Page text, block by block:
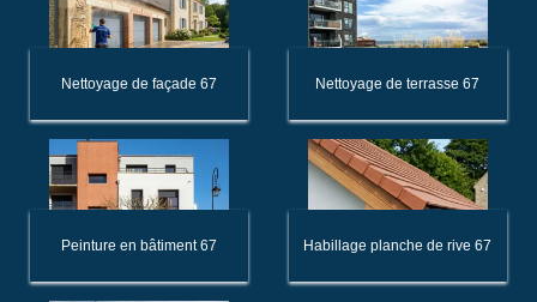
Nettoyage de façade 67 Nettoyage de terrasse 67
Peinture en bâtiment 67 Habillage planche de rive 67